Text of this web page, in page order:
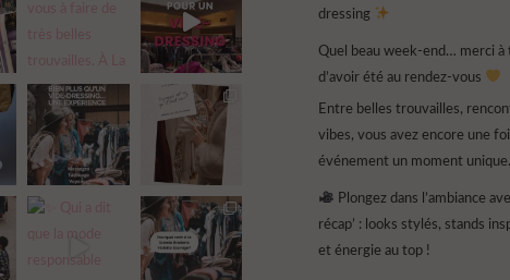
dressing
Quel beau week-end… merci à
d’avoir été au rendez-vous
Entre belles trouvailles,
vibes, vous avez encore une
événement un moment unique.
Plongez dans l’ambiance
récap’ : looks stylés, stands
et énergie au top !